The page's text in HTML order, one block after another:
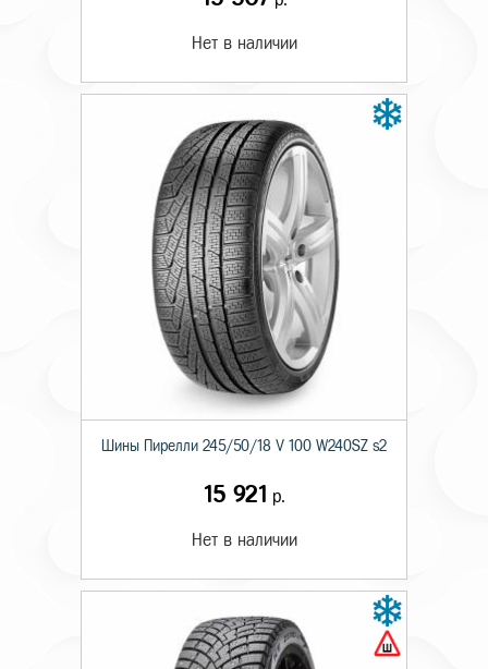
Нет в наличии
Шины Пирелли 245/50/18 V 100 W240SZ s2
15 921 р.
Нет в наличии